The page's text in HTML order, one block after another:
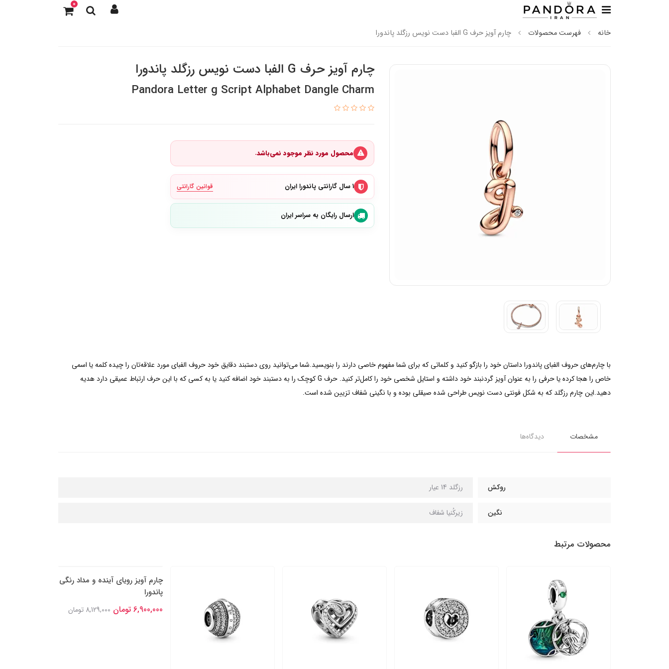
0
خانه فهرست محصولات چارم آویز حرف G الفبا دست نویس رزگلد پاندورا
چارم آویز حرف G الفبا دست نویس رزگلد پاندورا
Pandora Letter g Script Alphabet Dangle Charm
محصول مورد نظر موجود نمی‌باشد.
۱ سال گارانتی پاندورا ایران قوانین گارانتی
ارسال رایگان به سراسر ایران
با چارم‌های حروف الفبای پاندورا داستان خود را بازگو کنید و کلماتی که برای شما مفهوم خاصی دارند را بنویسید.شما می‌توانید روی دستبند دقایق خود حروف الفبای مورد علاقه‌تان را چیده کلمه یا اسمی
خاص را هجا کرده یا حرفی را به عنوان آویز گردنبند خود داشته و استایل شخصی خود را کامل‌تر کنید. حرف G کوچک را به دستبند خود اضافه کنید یا به کسی که با این حرف ارتباط عمیقی دارد هدیه
دهید.این چارم رزگلد که به شکل فونتی دست نویس طراحی شده صیقلی بوده و با نگینی شفاف تزیین شده است.
مشخصات دیدگاه‌ها
روکش رزگلد 14 عیار
نگین زیرکُنیا شفاف
محصولات مرتبط